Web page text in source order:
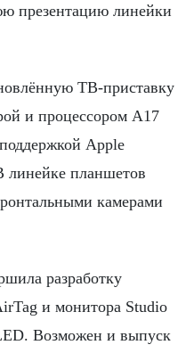
презентацию линейки
ТВ-приставку
и процессором A17
Apple
планшетов
камерами
разработку
и монитора Studio
Возможен и выпуск